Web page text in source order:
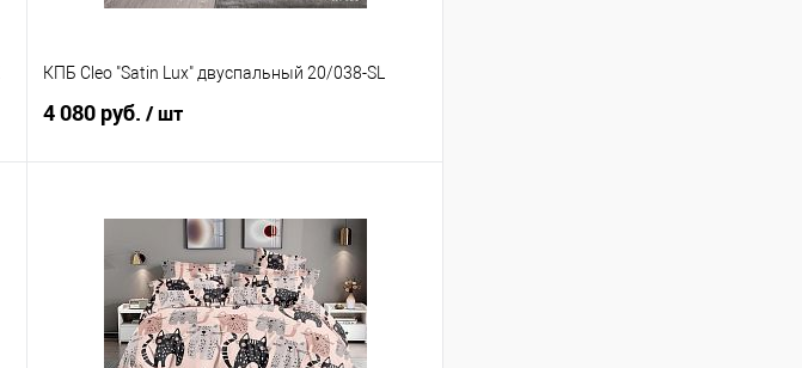
КПБ Cleo "Satin Lux" двуспальный 20/038-SL
4 080 руб. / шт
Купить в 1 клик
Сравнение
В избранное
В наличии